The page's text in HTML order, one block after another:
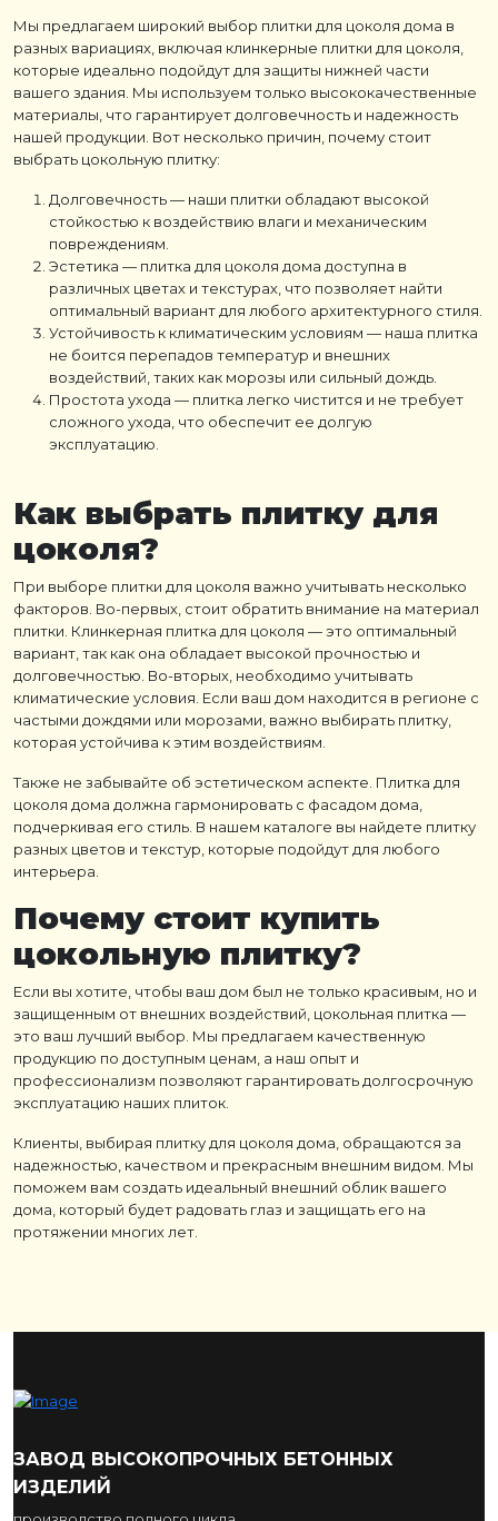
Мы предлагаем широкий выбор плитки для цоколя дома в
разных вариациях, включая клинкерные плитки для цоколя,
которые идеально подойдут для защиты нижней части
вашего здания. Мы используем только высококачественные
материалы, что гарантирует долговечность и надежность
нашей продукции. Вот несколько причин, почему стоит
выбрать цокольную плитку:
Долговечность — наши плитки обладают высокой
стойкостью к воздействию влаги и механическим
повреждениям.
Эстетика — плитка для цоколя дома доступна в
различных цветах и текстурах, что позволяет найти
оптимальный вариант для любого архитектурного стиля.
Устойчивость к климатическим условиям — наша плитка
не боится перепадов температур и внешних
воздействий, таких как морозы или сильный дождь.
Простота ухода — плитка легко чистится и не требует
сложного ухода, что обеспечит ее долгую
эксплуатацию.
Как выбрать плитку для
цоколя?
При выборе плитки для цоколя важно учитывать несколько
факторов. Во-первых, стоит обратить внимание на материал
плитки. Клинкерная плитка для цоколя — это оптимальный
вариант, так как она обладает высокой прочностью и
долговечностью. Во-вторых, необходимо учитывать
климатические условия. Если ваш дом находится в регионе с
частыми дождями или морозами, важно выбирать плитку,
которая устойчива к этим воздействиям.
Также не забывайте об эстетическом аспекте. Плитка для
цоколя дома должна гармонировать с фасадом дома,
подчеркивая его стиль. В нашем каталоге вы найдете плитку
разных цветов и текстур, которые подойдут для любого
интерьера.
Почему стоит купить
цокольную плитку?
Если вы хотите, чтобы ваш дом был не только красивым, но и
защищенным от внешних воздействий, цокольная плитка —
это ваш лучший выбор. Мы предлагаем качественную
продукцию по доступным ценам, а наш опыт и
профессионализм позволяют гарантировать долгосрочную
эксплуатацию наших плиток.
Клиенты, выбирая плитку для цоколя дома, обращаются за
надежностью, качеством и прекрасным внешним видом. Мы
поможем вам создать идеальный внешний облик вашего
дома, который будет радовать глаз и защищать его на
протяжении многих лет.
ЗАВОД ВЫСОКОПРОЧНЫХ БЕТОННЫХ
ИЗДЕЛИЙ